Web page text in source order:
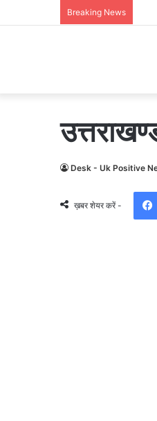
Breaking News
Desk - Uk Positive
ख़बर शेयर करें -